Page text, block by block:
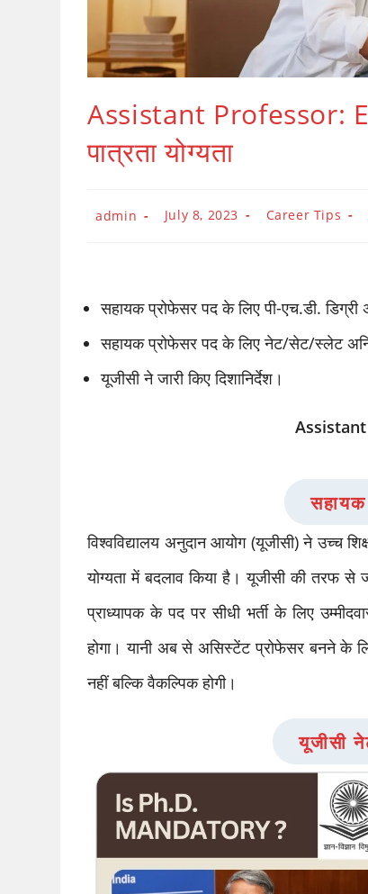
Assistant Professor:
पात्रता योग्यता
Post
admin
Post
July 8, 2023
Post
Career Tips
सहायक प्रोफेसर पद के लिए पी-एच.डी. डिग्री
सहायक प्रोफेसर पद के लिए नेट/सेट/स्लेट
यूजीसी ने जारी किए दिशानिर्देश।
सहायक
विश्वविद्यालय अनुदान आयोग (यूजीसी) ने उच्च
योग्यता में बदलाव किया है। यूजीसी की तरफ
प्राध्यापक के पद पर सीधी भर्ती के लिए
होगा। यानी अब से असिस्टेंट प्रोफेसर बनने के
नहीं बल्कि वैकल्पिक होगी।
यूजीसी